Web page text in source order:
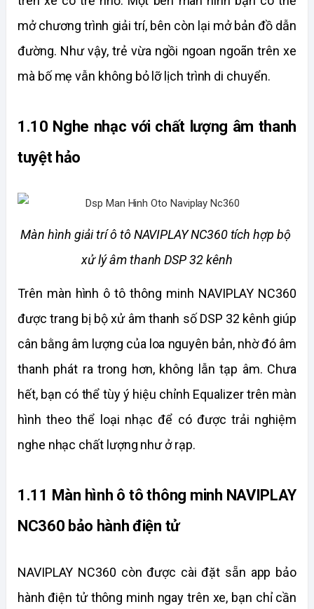
mở chương trình giải trí, bên còn lại mở bản đồ dẫn
đường. Như vậy, trẻ vừa ngồi ngoan ngoãn trên xe
mà bố mẹ vẫn không bỏ lỡ lịch trình di chuyển.
1.10 Nghe nhạc với chất lượng âm thanh
tuyệt hảo
Màn hình giải trí ô tô NAVIPLAY NC360 tích hợp bộ
xử lý âm thanh DSP 32 kênh
Trên màn hình ô tô thông minh NAVIPLAY NC360
được trang bị bộ xử âm thanh số DSP 32 kênh giúp
cân bằng âm lượng của loa nguyên bản, nhờ đó âm
thanh phát ra trong hơn, không lẫn tạp âm. Chưa
hết, bạn có thể tùy ý hiệu chỉnh Equalizer trên màn
hình theo thể loại nhạc để có được trải nghiệm
nghe nhạc chất lượng như ở rạp.
1.11 Màn hình ô tô thông minh NAVIPLAY
NC360 bảo hành điện tử
NAVIPLAY NC360 còn được cài đặt sẵn app bảo
hành điện tử thông minh ngay trên xe, bạn chỉ cần